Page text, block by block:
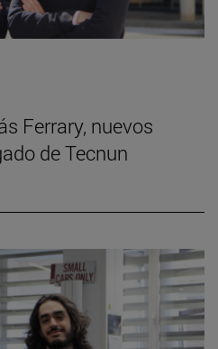
Ferrary, nuevos
de Tecnun